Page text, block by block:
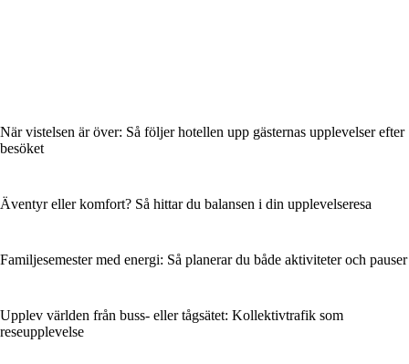
När vistelsen är över: Så följer hotellen upp gästernas upplevelser efter
besöket
Äventyr eller komfort? Så hittar du balansen i din upplevelseresa
Familjesemester med energi: Så planerar du både aktiviteter och pauser
Upplev världen från buss- eller tågsätet: Kollektivtrafik som
reseupplevelse